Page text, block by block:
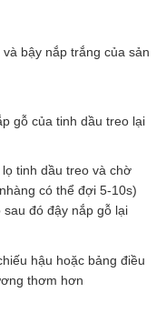
bậy nắp trắng của sản
gỗ của tinh dầu treo lại
tinh dầu treo và chờ
có thể đợi 5-10s)
đó đậy nắp gỗ lại
hậu hoặc bảng điều
thơm hơn